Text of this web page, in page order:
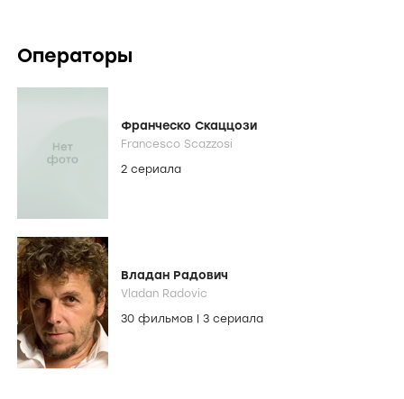
Операторы
Франческо Скаццози
Francesco Scazzosi
2 сериала
Владан Радович
Vladan Radovic
30 фильмов
3 сериала